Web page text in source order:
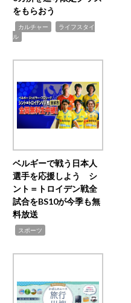
をもらおう
カルチャー
ライフスタイ
ル
ベルギーで戦う日本人
選手を応援しよう シ
ント＝トロイデン戦全
試合をBS10が今季も無
料放送
スポーツ